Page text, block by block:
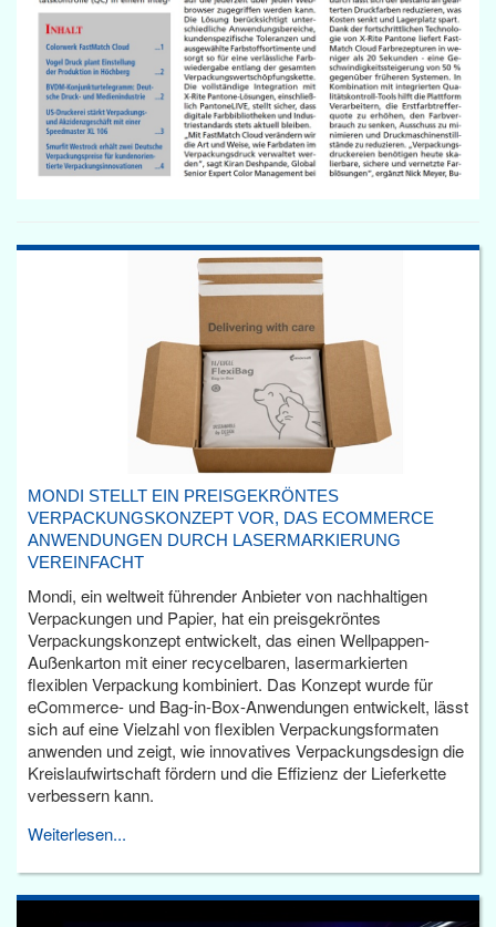
MONDI STELLT EIN PREISGEKRÖNTES
VERPACKUNGSKONZEPT VOR, DAS ECOMMERCE
ANWENDUNGEN DURCH LASERMARKIERUNG
VEREINFACHT
Mondi, ein weltweit führender Anbieter von nachhaltigen
Verpackungen und Papier, hat ein preisgekröntes
Verpackungskonzept entwickelt, das einen Wellpappen-
Außenkarton mit einer recycelbaren, lasermarkierten
flexiblen Verpackung kombiniert. Das Konzept wurde für
eCommerce- und Bag-in-Box-Anwendungen entwickelt, lässt
sich auf eine Vielzahl von flexiblen Verpackungsformaten
anwenden und zeigt, wie innovatives Verpackungsdesign die
Kreislaufwirtschaft fördern und die Effizienz der Lieferkette
verbessern kann.
Weiterlesen...